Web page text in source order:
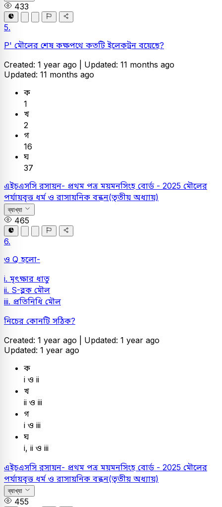
433
5.
P' মৌলের শেষ কক্ষপথে কতটি ইলেকট্রন বয়েছে?
Created: 1 year ago | Updated: 11 months ago
Updated: 11 months ago
ক
1
খ
2
গ
16
ঘ
37
এইচএসসি রসায়ন- প্রথম পত্র ময়মনসিংহ বোর্ড - 2025 মৌলের
পর্যায়বৃত্ত ধর্ম ও রাসায়নিক বন্ধন(তৃতীয় অধ্যায়)
ব্যাখ্যা
465
6.
ও Q হলো-
i. মৃৎক্ষার ধাতু
ii. S-ব্লক মৌল
iii. প্রতিনিধি মৌল
নিচের কোনটি সঠিক?
Created: 1 year ago | Updated: 1 year ago
Updated: 1 year ago
ক
i ও ii
খ
ii ও iii
গ
i ও iii
ঘ
i, ii ও iii
এইচএসসি রসায়ন- প্রথম পত্র ময়মনসিংহ বোর্ড - 2025 মৌলের
পর্যায়বৃত্ত ধর্ম ও রাসায়নিক বন্ধন(তৃতীয় অধ্যায়)
ব্যাখ্যা
455